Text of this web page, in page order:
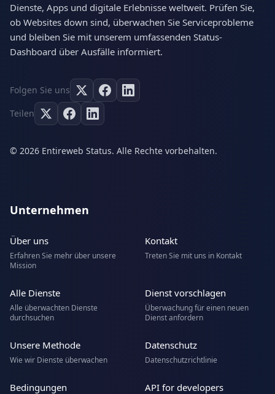
Dienste, Apps und digitale Erlebnisse weltweit. Prüfen Sie,
ob Websites down sind, überwachen Sie Serviceprobleme
und bleiben Sie mit unserem umfassenden Status-
Dashboard über Ausfälle informiert.
Folgen Sie uns
Teilen
© 2026 Entireweb Status. Alle Rechte vorbehalten.
Unternehmen
Über uns
Erfahren Sie mehr über unsere
Mission
Kontakt
Treten Sie mit uns in Kontakt
Alle Dienste
Alle überwachten Dienste
durchsuchen
Dienst vorschlagen
Überwachung für einen neuen
Dienst anfordern
Unsere Methode
Wie wir Dienste überwachen
Datenschutz
Datenschutzrichtlinie
Bedingungen API for developers